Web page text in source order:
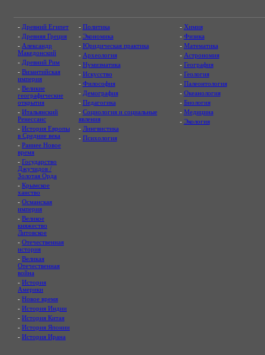
- Древний Египет
- Древняя Греция
- Александр
Македонский
- Древний Рим
- Византийская
империя
- Великие
географические
открытия
- Итальянский
Ренессанс
- История Европы
в Средние века
- Раннее Новое
время
- Государство
Джучидов /
Золотая Орда
- Крымское
ханство
- Османская
империя
- Великое
княжество
Литовское
- Отечественная
история
- Великая
Отечественная
война
- История
Америки
- Новое время
- История Индии
- История Китая
- История Японии
- История Ирана
- Политика
- Экономика
- Юридическая практика
- Археология
- Нумизматика
- Искусство
- Философия
- Демография
- Педагогика
- Социология и социальные
явления
- Лингвистика
- Психология
- Химия
- Физика
- Математика
- Астрономия
- География
- Геология
- Палеонтология
- Океанология
- Биология
- Медицина
- Экология